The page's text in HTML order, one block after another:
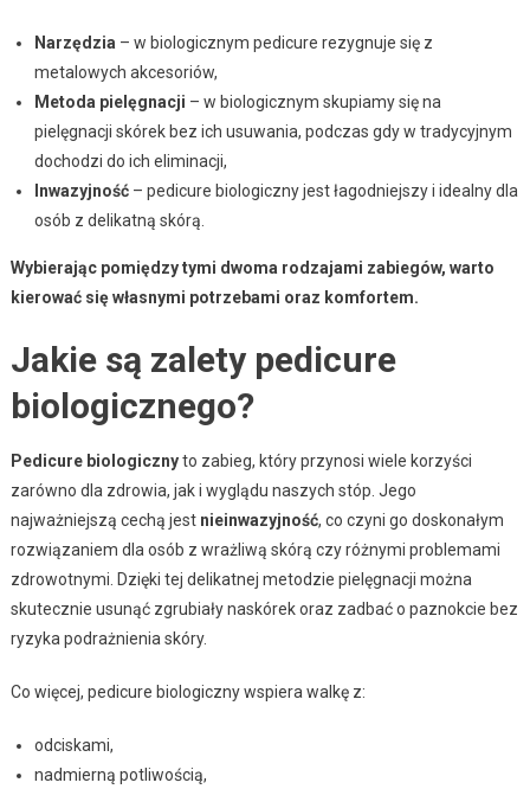
Narzędzia – w biologicznym pedicure rezygnuje się z
metalowych akcesoriów,
Metoda pielęgnacji – w biologicznym skupiamy się na
pielęgnacji skórek bez ich usuwania, podczas gdy w tradycyjnym
dochodzi do ich eliminacji,
Inwazyjność– pedicure biologiczny jest łagodniejszy i idealny dla
osób z delikatną skórą.
Wybierając pomiędzy tymi dwoma rodzajami zabiegów, warto
kierować się własnymi potrzebami oraz komfortem.
Jakie są zalety pedicure
biologicznego?
Pedicure biologicznyto zabieg, który przynosi wiele korzyści
zarówno dla zdrowia, jak i wyglądu naszych stóp. Jego
najważniejszą cechą jest nieinwazyjność, co czyni go doskonałym
rozwiązaniem dla osób z wrażliwą skórą czy różnymi problemami
zdrowotnymi. Dzięki tej delikatnej metodzie pielęgnacji można
skutecznie usunąć zgrubiały naskórek oraz zadbać o paznokcie bez
ryzyka podrażnienia skóry.
Co więcej, pedicure biologiczny wspiera walkę z:
odciskami,
nadmierną potliwością,